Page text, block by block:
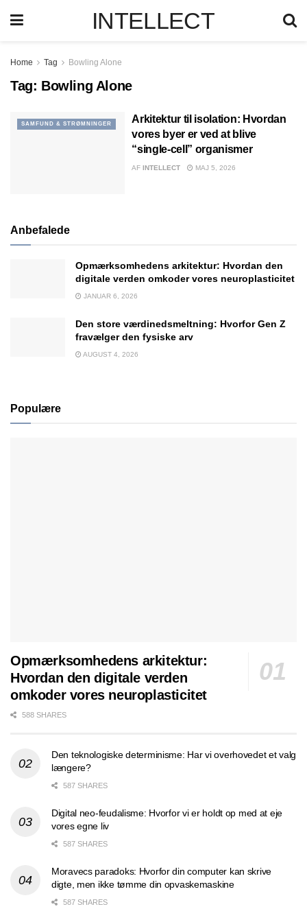
INTELLECT
Home Tag Bowling Alone
Tag: Bowling Alone
SAMFUND & STRØMNINGER
Arkitektur til isolation: Hvordan
vores byer er ved at blive
“single-cell” organismer
AF INTELLECT MAJ 5, 2026
Anbefalede
Opmærksomhedens arkitektur: Hvordan den
digitale verden omkoder vores neuroplasticitet
JANUAR 6, 2026
Den store værdinedsmeltning: Hvorfor Gen Z
fravælger den fysiske arv
AUGUST 4, 2026
Populære
Opmærksomhedens arkitektur:
Hvordan den digitale verden
omkoder vores neuroplasticitet
588 SHARES
Den teknologiske determinisme: Har vi overhovedet et valg
længere?
587 SHARES
Digital neo-feudalisme: Hvorfor vi er holdt op med at eje
vores egne liv
587 SHARES
Moravecs paradoks: Hvorfor din computer kan skrive
digte, men ikke tømme din opvaskemaskine
587 SHARES